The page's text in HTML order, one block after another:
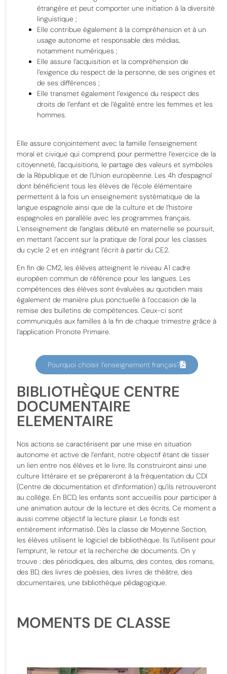
étrangère et peut comporter une initiation à la diversité
linguistique ;
Elle contribue également à la compréhension et à un
usage autonome et responsable des médias,
notamment numériques ;
Elle assure l’acquisition et la compréhension de
l’exigence du respect de la personne, de ses origines et
de ses différences ;
Elle transmet également l’exigence du respect des
droits de l’enfant et de l’égalité entre les femmes et les
hommes.
Elle assure conjointement avec la famille l’enseignement
moral et civique qui comprend, pour permettre l’exercice de la
citoyenneté, l’acquisitions, le partage des valeurs et symboles
de la République et de l’Union européenne. Les 4h d’espagnol
dont bénéficient tous les élèves de l’école élémentaire
permettent à la fois un enseignement systématique de la
langue espagnole ainsi que de la culture et de l’histoire
espagnoles en parallèle avec les programmes français.
L’enseignement de l’anglais débuté en maternelle se poursuit,
en mettant l’accent sur la pratique de l’oral pour les classes
du cycle 2 et en intégrant l’écrit à partir du CE2.
En fin de CM2, les élèves atteignent le niveau A1 cadre
européen commun de référence pour les langues. Les
compétences des élèves sont évaluées au quotidien mais
également de manière plus ponctuelle à l’occasion de la
remise des bulletins de compétences. Ceux-ci sont
communiqués aux familles à la fin de chaque trimestre grâce à
l’application Pronote Primaire.
Pourquoi choisir l’enseignement français?
BIBLIOTHÈQUE CENTRE
DOCUMENTAIRE
ELEMENTAIRE
Nos actions se caractérisent par une mise en situation
autonome et active de l’enfant, notre objectif étant de tisser
un lien entre nos élèves et le livre. Ils construiront ainsi une
culture littéraire et se prépareront à la fréquentation du CDI
(Centre de documentation et d’information) qu’ils retrouveront
au collège. En BCD, les enfants sont accueillis pour participer à
une animation autour de la lecture et des écrits. Ce moment a
aussi comme objectif la lecture plaisir. Le fonds est
entièrement informatisé. Dès la classe de Moyenne Section,
les élèves utilisent le logiciel de bibliothèque. Ils l’utilisent pour
l’emprunt, le retour et la recherche de documents.On y
trouve : des périodiques, des albums, des contes, des romans,
des BD, des livres de poésies, des livres de théâtre, des
documentaires, une bibliothèque pédagogique.
MOMENTS DE CLASSE